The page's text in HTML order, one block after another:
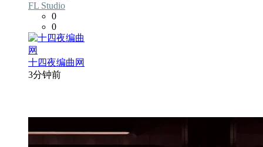
FL Studio
0
0
十四夜编曲网
3分钟前